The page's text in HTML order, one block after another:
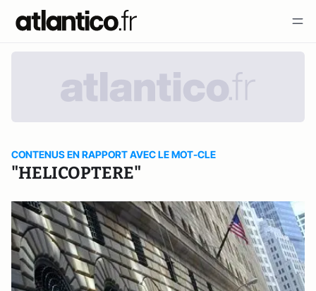
CONTENUS EN RAPPORT AVEC LE MOT-CLE
"HELICOPTERE"